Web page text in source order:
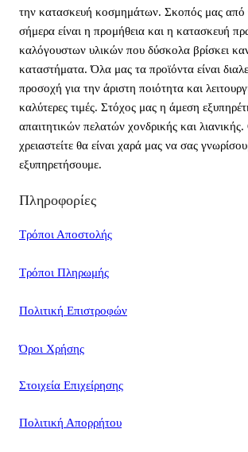
την κατασκευή κοσμημάτων. Σκοπός μας από
σήμερα είναι η προμήθεια και η κατασκευή
καλόγουστων υλικών που δύσκολα βρίσκει
καταστήματα. Όλα μας τα προϊόντα είναι
προσοχή για την άριστη ποιότητα και
καλύτερες τιμές. Στόχος μας η άμεση
απαιτητικών πελατών χονδρικής και
χρειαστείτε θα είναι χαρά μας να σας
εξυπηρετήσουμε.
Πληροφορίες
Τρόποι Αποστολής
Τρόποι Πληρωμής
Πολιτική Επιστροφών
Όροι Χρήσης
Στοιχεία Επιχείρησης
Πολιτική Απορρήτου